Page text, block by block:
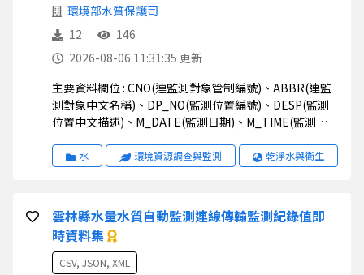
環境部水質保護司
12
146
2026-08-06 11:31:35 更新
主要資料欄位 : CNO(連監測對象管制編號)、ABBR(連監
測對象中文名稱)、DP_NO(監測位置編號)、DESP(監測
位置中文描述)、M_DATE(監測日期)、M_TIME(監測時
位)、STD1(排放標準一)、STD2(排放標準二)、
WGS84Y(經緯度座標_Y)
水 環境資源調查與監測 乾淨水與衛生
雲林縣水量水質自動監測連線傳輸監測紀錄值即
時資料集
CSV, JSON, XML